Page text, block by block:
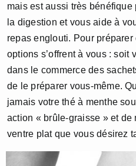
mais est aussi très
la digestion et vous aide à
repas englouti. Pour préparer
options s’offrent à vous : soit
dans le commerce des
de le préparer vous-même.
jamais votre thé à menthe
action « brûle-graisse » et
ventre plat que vous désirez